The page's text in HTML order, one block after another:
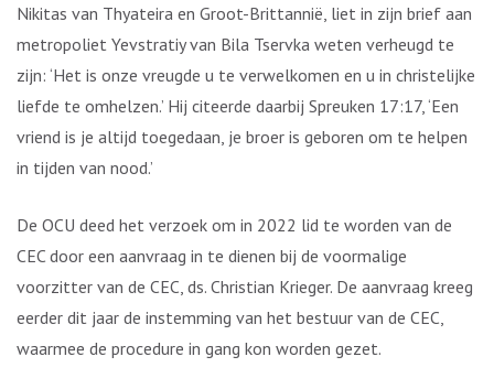
Nikitas van Thyateira en Groot-Brittannië, liet in zijn brief aan
metropoliet Yevstratiy van Bila Tservka weten verheugd te
zijn: ‘Het is onze vreugde u te verwelkomen en u in christelijke
liefde te omhelzen.’ Hij citeerde daarbij Spreuken 17:17, ‘Een
vriend is je altijd toegedaan, je broer is geboren om te helpen
in tijden van nood.’
De OCU deed het verzoek om in 2022 lid te worden van de
CEC door een aanvraag in te dienen bij de voormalige
voorzitter van de CEC, ds. Christian Krieger. De aanvraag kreeg
eerder dit jaar de instemming van het bestuur van de CEC,
waarmee de procedure in gang kon worden gezet.